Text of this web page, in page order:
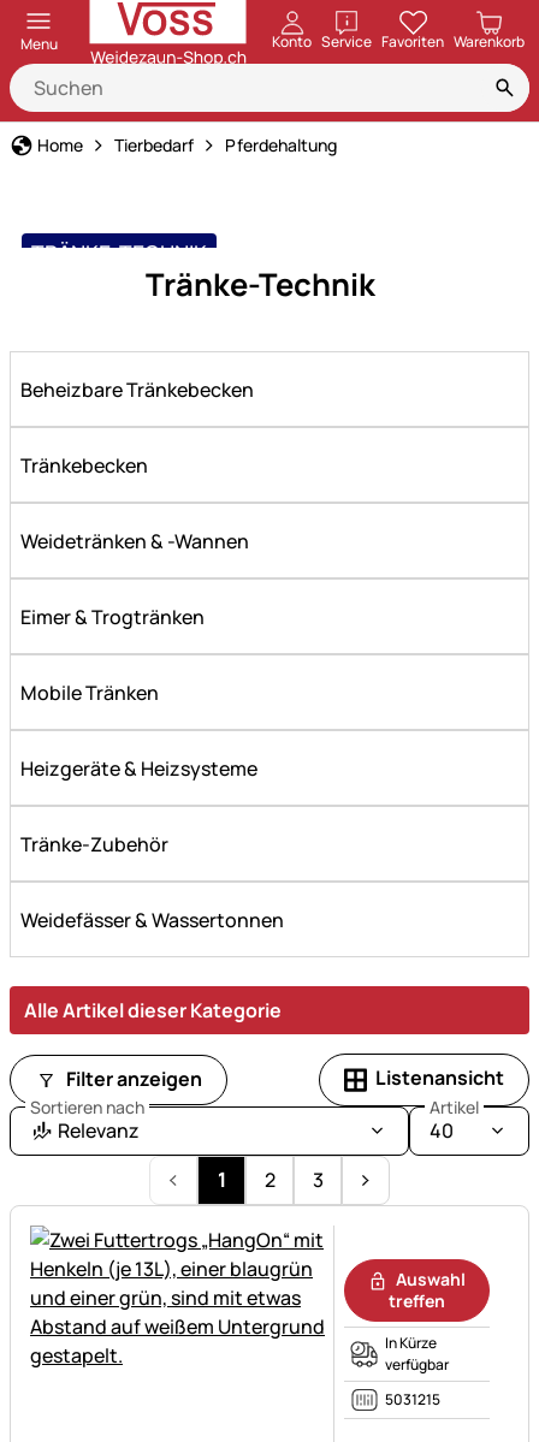
Menu Konto ServiceöffnenFavoriten Warenkorb
Home Tierbedarf Pferdehaltung
TRÄNKE-TECHNIK
Tränke-Technik
Beheizbare Tränkebecken
Tränkebecken
Weidetränken & -Wannen
Eimer & Trogtränken
Mobile Tränken
Heizgeräte & Heizsysteme
Tränke-Zubehör
Weidefässer & Wassertonnen
Alle Artikel dieser Kategorie
Filter anzeigen Listenansicht
Sortieren nach
Relevanz
Artikel
40
1
2 3
Auswahl
treffen
In Kürze
verfügbar
5031215